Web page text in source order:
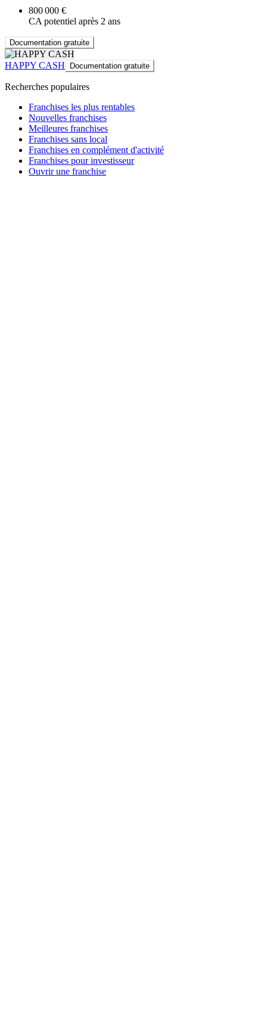
800 000 €
CA potentiel après 2 ans
Documentation gratuite
HAPPY CASH Documentation gratuite
Recherches populaires
Franchises les plus rentables
Nouvelles franchises
Meilleures franchises
Franchises sans local
Franchises en complément d'activité
Franchises pour investisseur
Ouvrir une franchise